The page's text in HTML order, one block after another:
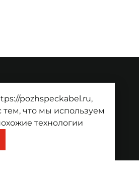
Контакты
pozhspeckabel.ru,
тем, что мы используем
технологии